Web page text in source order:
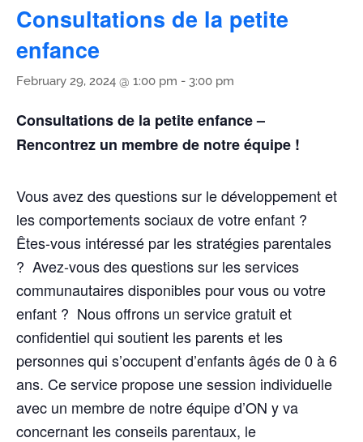
Consultations de la petite
enfance
February 29, 2024 @ 1:00 pm - 3:00 pm
Consultations de la petite enfance –
Rencontrez un membre de notre équipe !
Vous avez des questions sur le développement et
les comportements sociaux de votre enfant ?
Êtes-vous intéressé par les stratégies parentales
? Avez-vous des questions sur les services
communautaires disponibles pour vous ou votre
enfant ? Nous offrons un service gratuit et
confidentiel qui soutient les parents et les
personnes qui s’occupent d’enfants âgés de 0 à 6
ans. Ce service propose une session individuelle
avec un membre de notre équipe d’ON y va
concernant les conseils parentaux, le